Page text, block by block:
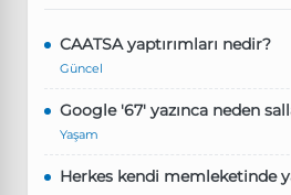
CAATSA yaptırımları nedir?
Güncel
Google '67' yazınca neden
Yaşam
Herkes kendi memleketinde